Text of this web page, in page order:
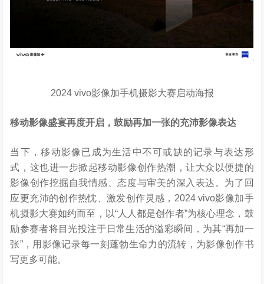
2024 vivo影像加手机摄影大赛启动海报
移动影像盛宴再度开启，鼓励再加一张的充沛影像表达
当下，移动影像已成为生活中不可或缺的记录与表达形
式，这也进一步掀起移动影像创作热潮，让大众以便捷的
影像创作挖掘自我情感、态度与审美的深入表达。为了回
应更充沛的创作热忱、激发创作灵感，2024 vivo影像加手
机摄影大赛如约而至，以“人人都是创作者”为核心理念，鼓
励参赛者将目光投注于日常生活的溢彩瞬间，为其“再加一
张”，用影像记录每一刻蓬勃生命力的流转，为影像创作书
写更多可能。